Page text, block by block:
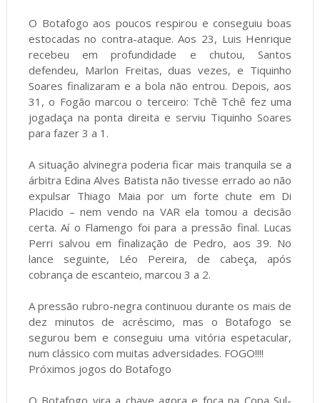
O Botafogo aos poucos respirou e conseguiu boas
estocadas no contra-ataque. Aos 23, Luis Henrique
recebeu em profundidade e chutou, Santos
defendeu, Marlon Freitas, duas vezes, e Tiquinho
Soares finalizaram e a bola não entrou. Depois, aos
31, o Fogão marcou o terceiro: Tchê Tchê fez uma
jogadaça na ponta direita e serviu Tiquinho Soares
para fazer 3 a 1.
A situação alvinegra poderia ficar mais tranquila se a
árbitra Edina Alves Batista não tivesse errado ao não
expulsar Thiago Maia por um forte chute em Di
Placido – nem vendo na VAR ela tomou a decisão
certa. Aí o Flamengo foi para a pressão final. Lucas
Perri salvou em finalização de Pedro, aos 39. No
lance seguinte, Léo Pereira, de cabeça, após
cobrança de escanteio, marcou 3 a 2.
A pressão rubro-negra continuou durante os mais de
dez minutos de acréscimo, mas o Botafogo se
segurou bem e conseguiu uma vitória espetacular,
num clássico com muitas adversidades. FOGO!!!!
Próximos jogos do Botafogo